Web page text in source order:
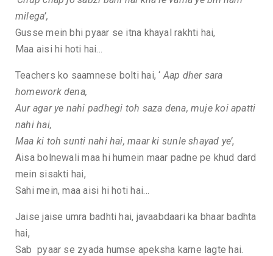
milega’,
Gusse mein bhi pyaar se itna khayal rakhti hai,
Maa aisi hi hoti hai…
Teachers ko saamnese bolti hai, ‘ Aap dher sara
homework dena,
Aur agar ye nahi padhegi toh saza dena, muje koi apatti
nahi hai,
Maa ki toh sunti nahi hai, maar ki sunle shayad ye’,
Aisa bolnewali maa hi humein maar padne pe khud dard
mein sisakti hai,
Sahi mein, maa aisi hi hoti hai…
Jaise jaise umra badhti hai, javaabdaari ka bhaar badhta
hai,
Sab pyaar se zyada humse apeksha karne lagte hai.